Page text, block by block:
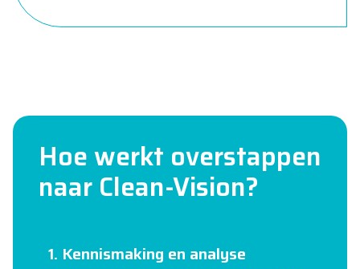
Hoe werkt overstappen
naar Clean-Vision?
1. Kennismaking en analyse